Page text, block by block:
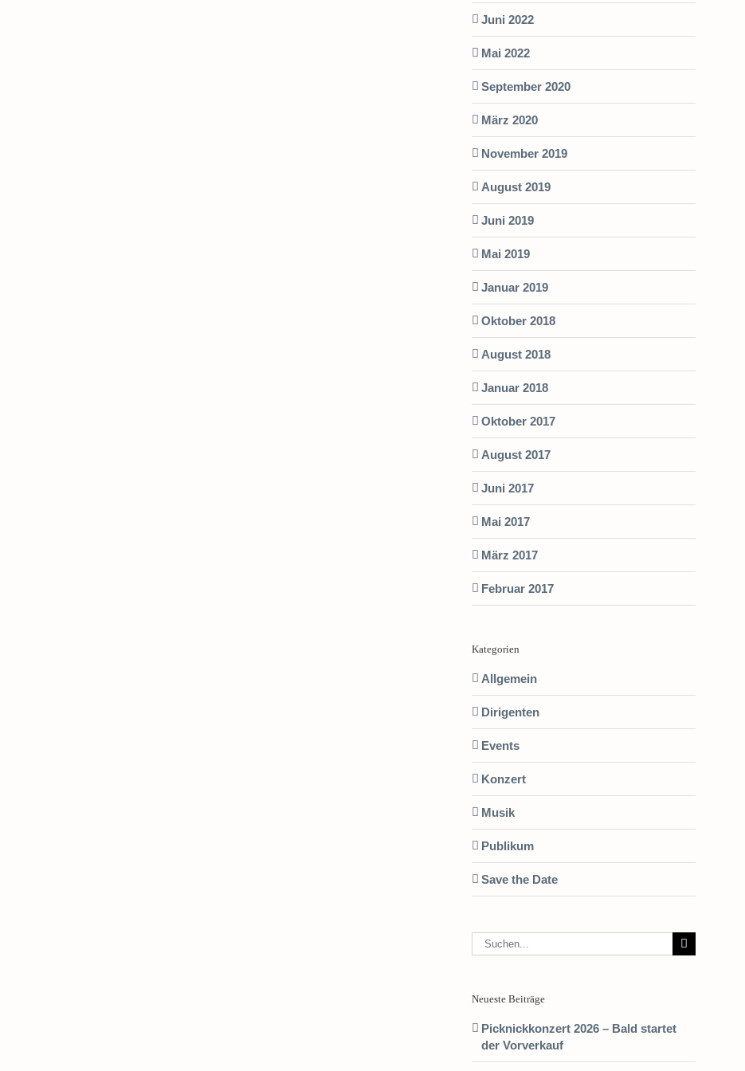
Juni 2022
Mai 2022
September 2020
März 2020
November 2019
August 2019
Juni 2019
Mai 2019
Januar 2019
Oktober 2018
August 2018
Januar 2018
Oktober 2017
August 2017
Juni 2017
Mai 2017
März 2017
Februar 2017
Kategorien
Allgemein
Dirigenten
Events
Konzert
Musik
Publikum
Save the Date
Suche
nach:
Neueste Beiträge
Picknickkonzert 2026 – Bald startet
der Vorverkauf